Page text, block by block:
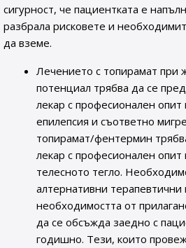
сигурност, че пациентката е
разбрала рисковете и
да вземе.
Лечението с топирамат при
потенциал трябва да се
лекар с професионален опит
епилепсия и съответно
топирамат/фентермин
лекар с професионален
телесното тегло.
алтернативни
необходимостта от
да се обсъжда заедно с
годишно. Тези, които